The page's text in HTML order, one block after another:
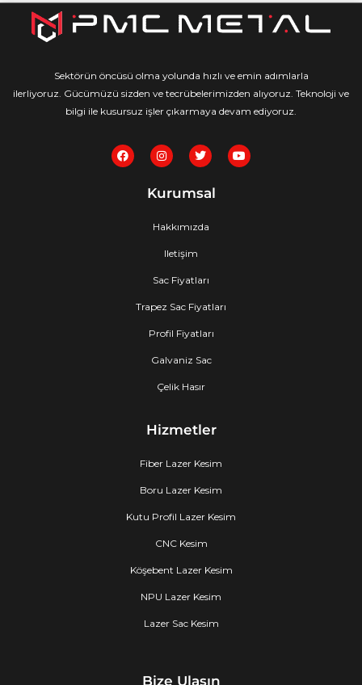
Sektörün öncüsü olma yolunda hızlı ve emin adımlarla
ilerliyoruz. Gücümüzü sizden ve tecrübelerimizden alıyoruz. Teknoloji ve
bilgi ile kusursuz işler çıkarmaya devam ediyoruz.
F
a
c
I
n
s
a
a
T
w
i
t
Y
o
u
Kurumsal
Hakkımızda
Iletişim
Sac Fiyatları
Trapez Sac Fiyatları
Profil Fiyatları
Galvaniz Sac
Çelik Hasır
Hizmetler
Fiber Lazer Kesim
Boru Lazer Kesim
Kutu Profil Lazer Kesim
CNC Kesim
Köşebent Lazer Kesim
NPU Lazer Kesim
Lazer Sac Kesim
Bize Ulaşın